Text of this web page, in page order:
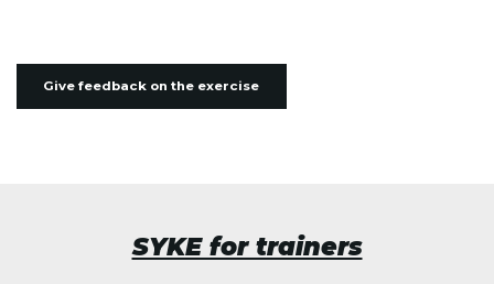
Give feedback on the exercise
SYKE for trainers